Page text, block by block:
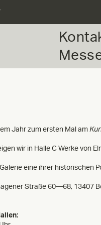
Jahr zum ersten Mal am
wir in Halle C Werke von
eine ihrer historischen
Straße 60—68, 13407